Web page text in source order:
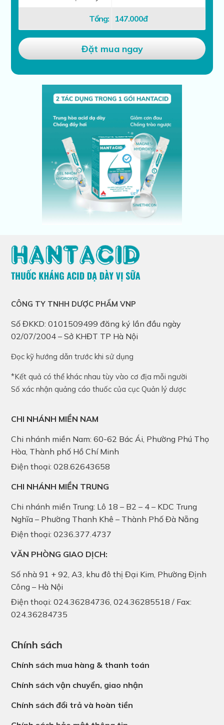
Tổng: 147.000đ
CÔNG TY TNHH DƯỢC PHẨM VNP
Số ĐKKD: 0101509499 đăng ký lần đầu ngày
02/07/2004 – Sở KHĐT TP Hà Nội
Đọc kỹ hướng dẫn trước khi sử dụng
*Kết quả có thể khác nhau tùy vào cơ địa mỗi người
Số xác nhận quảng cáo thuốc của cục Quản lý dược
CHI NHÁNH MIỀN NAM
Chi nhánh miền Nam: 60-62 Bác Ái, Phường Phú Thọ
Hòa, Thành phố Hồ Chí Minh
Điện thoại: 028.62643658
CHI NHÁNH MIỀN TRUNG
Chi nhánh miền Trung: Lô 18 – B2 – 4 – KDC Trung
Nghĩa – Phường Thanh Khê – Thành Phố Đà Nẵng
Điện thoại: 0236.377.4737
VĂN PHÒNG GIAO DỊCH:
Số nhà 91 + 92, A3, khu đô thị Đại Kim, Phường Định
Công – Hà Nội
Điện thoại: 024.36284736, 024.36285518 / Fax:
024.36284735
Chính sách
Chính sách mua hàng & thanh toán
Chính sách vận chuyển, giao nhận
Chính sách đổi trả và hoàn tiền